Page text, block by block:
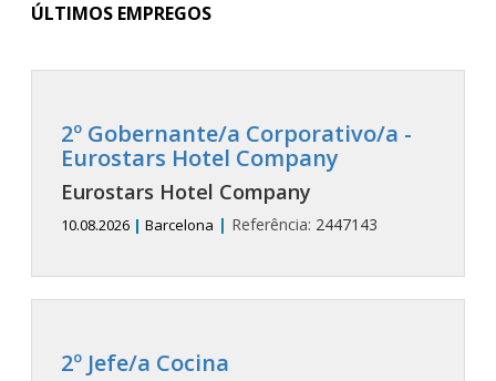
ÚLTIMOS EMPREGOS
2º Gobernante/a Corporativo/a -
Eurostars Hotel Company
Eurostars Hotel Company
10.08.2026 | Barcelona | Referência: 2447143
2º Jefe/a Cocina